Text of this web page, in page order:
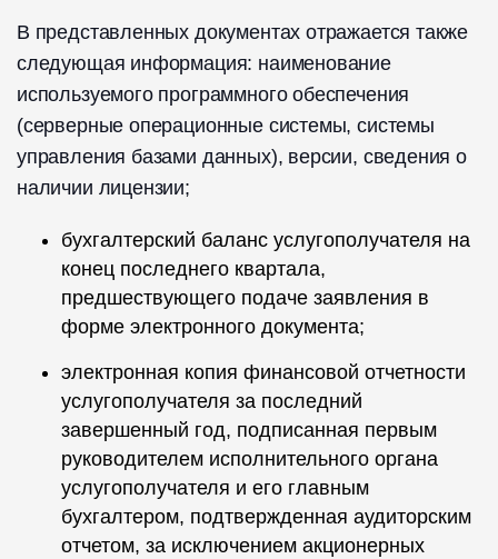
В представленных документах отражается также
следующая информация: наименование
используемого программного обеспечения
(серверные операционные системы, системы
управления базами данных), версии, сведения о
наличии лицензии;
бухгалтерский баланс услугополучателя на
конец последнего квартала,
предшествующего подаче заявления в
форме электронного документа;
электронная копия финансовой отчетности
услугополучателя за последний
завершенный год, подписанная первым
руководителем исполнительного органа
услугополучателя и его главным
бухгалтером, подтвержденная аудиторским
отчетом, за исключением акционерных